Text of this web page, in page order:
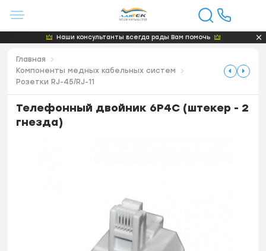
Наши консультанты всегда рады Вам помочь
Главная
Компоненты медных кабельных систем
Розетки RJ-45/RJ-11
Телефонный двойник 6P4C (штекер - 2
гнезда)